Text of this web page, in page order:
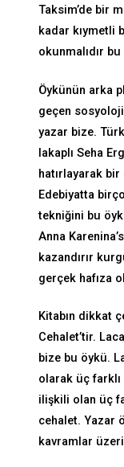
Taksim’de bir
kadar kıymetli
okunmalıdır
Öykünün arka
geçen
yazar bize.
lakaplı Seha
hatırlayarak
Edebiyatta
tekniğini bu
Anna
kazandırır
gerçek hafıza
Kitabın dikkat
Cehalet’tir.
bize bu öykü.
olarak üç
ilişkili olan üç
cehalet. Yazar
kavramlar